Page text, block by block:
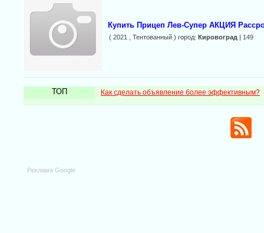
Купить Прицеп Лев-Супер АКЦИЯ
( 2021 , Тентованный ) город: Кировоград | 149
ТОП Как сделать объявление более эффективным?
Реклама Google